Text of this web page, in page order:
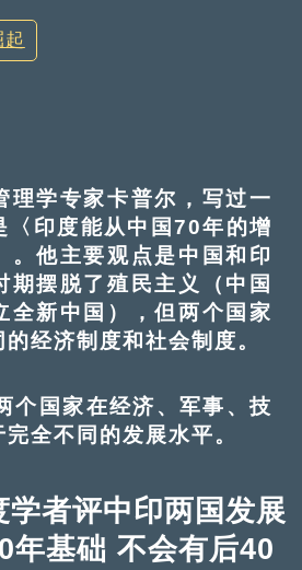
学专家卡普尔，写过一
〈印度能从中国70年的增
。他主要观点是中国和印
期摆脱了殖民主义（中国
全新中国），但两个国家
经济制度和社会制度。
国家在经济、军事、技
全不同的发展水平。
学者评中印两国发展
年基础 不会有后40